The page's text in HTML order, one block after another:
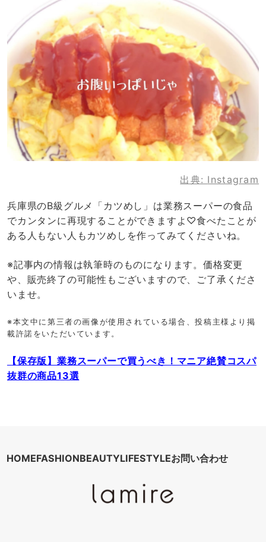
出典: Instagram
兵庫県のB級グルメ「カツめし」は業務スーパーの食品
でカンタンに再現することができますよ♡食べたことが
ある人もない人もカツめしを作ってみてくださいね。
※記事内の情報は執筆時のものになります。価格変更
や、販売終了の可能性もございますので、ご了承くださ
いませ。
※本文中に第三者の画像が使用されている場合、投稿主様より掲
載許諾をいただいています。
【保存版】業務スーパーで買うべき！マニア絶賛コスパ
抜群の商品13選
HOMEFASHIONBEAUTYLIFESTYLEお問い合わせ